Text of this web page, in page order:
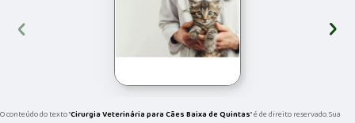
‹ ›
O conteúdo do texto "Cirurgia Veterinária para Cães Baixa de Quintas" é de direito reservado. Sua